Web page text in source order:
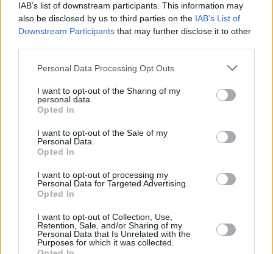
IAB’s list of downstream participants. This information may
also be disclosed by us to third parties on the IAB’s List of
Downstream Participants that may further disclose it to other
Personal Data Processing Opt Outs
I want to opt-out of the Sharing of my
personal data.
Opted In
I want to opt-out of the Sale of my
Personal Data.
Opted In
I want to opt-out of processing my
Personal Data for Targeted Advertising.
Opted In
I want to opt-out of Collection, Use,
Retention, Sale, and/or Sharing of my
Personal Data that Is Unrelated with the
Purposes for which it was collected.
Κουζίνα
Ζώδια
Pet
Πίστη
LIFESTYLE
«Θα είμαι πάντα Τζένη Μπαλατσινού»: Η
σύζυγος του Κικίλια εξηγεί γιατί δεν
άλλαξε ποτέ επώνυμο μετά από 2 γάμους
LIFESTYLE